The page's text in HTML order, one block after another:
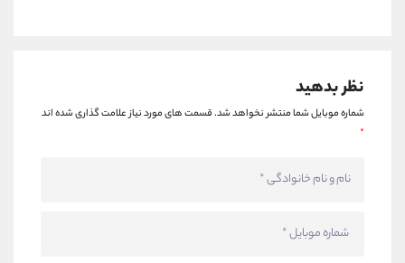
نظر بدهید
شماره موبایل شما منتشر نخواهد شد.قسمت های مورد نیاز علامت گذاری شده اند
*